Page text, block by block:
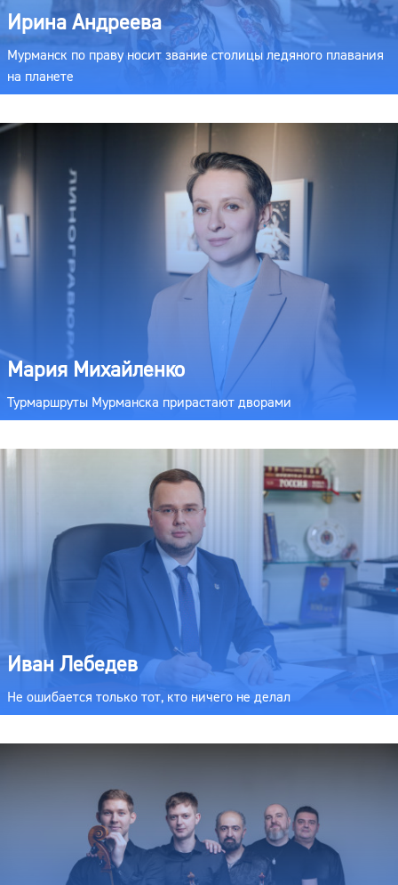
Ирина Андреева
Мурманск по праву носит звание столицы ледяного плавания
на планете
Мария Михайленко
Турмаршруты Мурманска прирастают дворами
Иван Лебедев
Не ошибается только тот, кто ничего не делал